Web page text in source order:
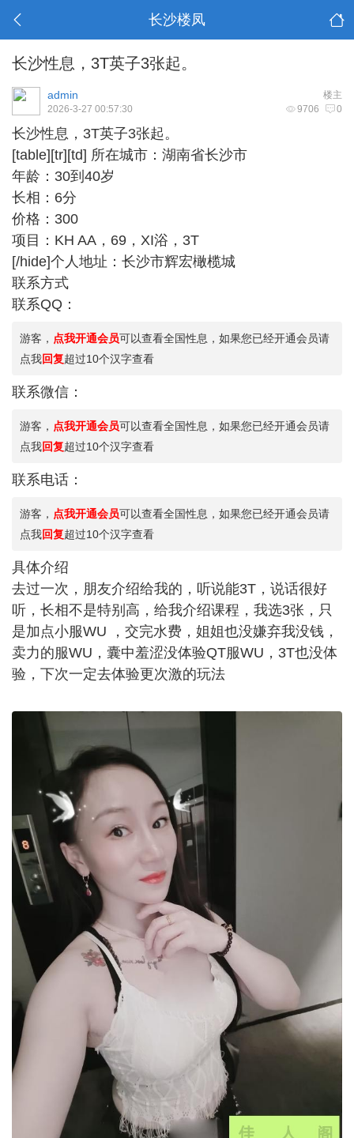
长沙楼凤
长沙性息，3T英子3张起。
楼主
admin
9706 0
2026-3-27 00:57:30
长沙性息，3T英子3张起。
[table][tr][td] 所在城市：湖南省长沙市
年龄：30到40岁
长相：6分
价格：300
项目：KH AA，69，XI浴，3T
[/hide]个人地址：长沙市辉宏橄榄城
联系方式
联系QQ：
游客， 点我开通会员可以查看全国性息，如果您已经开通会员请
点我回复超过10个汉字查看
联系微信：
游客， 点我开通会员可以查看全国性息，如果您已经开通会员请
点我回复超过10个汉字查看
联系电话：
游客， 点我开通会员可以查看全国性息，如果您已经开通会员请
点我回复超过10个汉字查看
具体介绍
去过一次，朋友介绍给我的，听说能3T，说话很好
听，长相不是特别高，给我介绍课程，我选3张，只
是加点小服WU ，交完水费，姐姐也没嫌弃我没钱，
卖力的服WU，囊中羞涩没体验QT服WU，3T也没体
验，下次一定去体验更次激的玩法